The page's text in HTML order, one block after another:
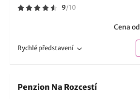
9/10
Cena od
Rychlépředstavení
Penzion Na Rozcestí